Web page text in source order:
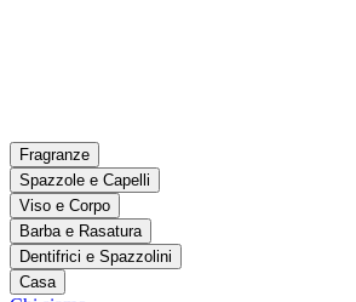
Fragranze
Spazzole e Capelli
Viso e Corpo
Barba e Rasatura
Dentifrici e Spazzolini
Casa